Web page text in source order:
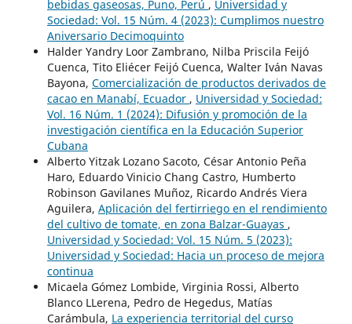
bebidas gaseosas, Puno, Perú , Universidad y
Sociedad: Vol. 15 Núm. 4 (2023): Cumplimos nuestro
Aniversario Decimoquinto
Halder Yandry Loor Zambrano, Nilba Priscila Feijó
Cuenca, Tito Eliécer Feijó Cuenca, Walter Iván Navas
Bayona, Comercialización de productos derivados de
cacao en Manabí, Ecuador , Universidad y Sociedad:
Vol. 16 Núm. 1 (2024): Difusión y promoción de la
investigación científica en la Educación Superior
Cubana
Alberto Yitzak Lozano Sacoto, César Antonio Peña
Haro, Eduardo Vinicio Chang Castro, Humberto
Robinson Gavilanes Muñoz, Ricardo Andrés Viera
Aguilera, Aplicación del fertirriego en el rendimiento
del cultivo de tomate, en zona Balzar-Guayas ,
Universidad y Sociedad: Vol. 15 Núm. 5 (2023):
Universidad y Sociedad: Hacia un proceso de mejora
continua
Micaela Gómez Lombide, Virginia Rossi, Alberto
Blanco LLerena, Pedro de Hegedus, Matías
Carámbula, La experiencia territorial del curso